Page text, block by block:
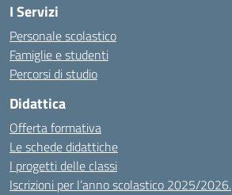
I Servizi
Personale scolastico
Famiglie e studenti
Percorsi di studio
Didattica
Offerta formativa
Le schede didattiche
I progetti delle classi
Iscrizioni per l’anno scolastico 2025/2026.